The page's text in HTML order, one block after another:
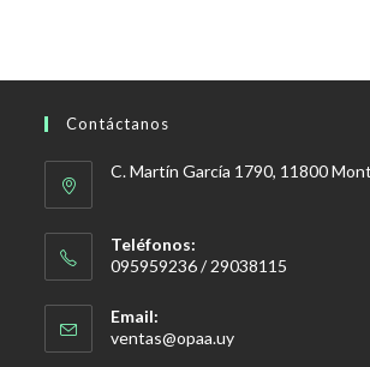
Contáctanos
C. Martín García 1790, 11800
Teléfonos:
095959236 / 29038115
Email:
ventas@opaa.uySe